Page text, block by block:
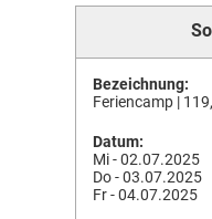
Bezeichnung:
Feriencamp |
Datum:
Mi - 02.07.2025
Do - 03.07.2025
Fr - 04.07.2025